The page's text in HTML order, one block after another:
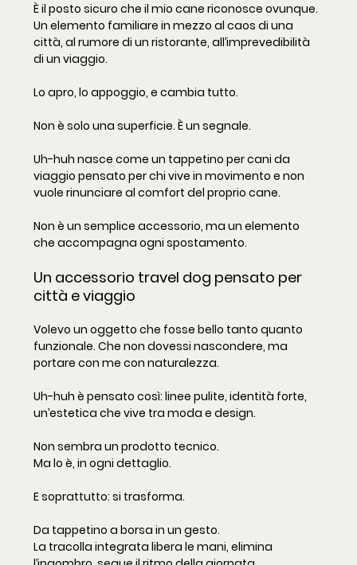
È il posto sicuro che il mio cane riconosce ovunque.
Un elemento familiare in mezzo al caos di una
città, al rumore di un ristorante, all’imprevedibilità
di un viaggio.
Lo apro, lo appoggio, e cambia tutto.
Non è solo una superficie. È un segnale.
Uh-huh nasce come un tappetino per cani da
viaggio pensato per chi vive in movimento e non
vuole rinunciare al comfort del proprio cane.
Non è un semplice accessorio, ma un elemento
che accompagna ogni spostamento.
Un accessorio travel dog pensato per
città e viaggio
Volevo un oggetto che fosse bello tanto quanto
funzionale. Che non dovessi nascondere, ma
portare con me con naturalezza.
Uh-huh è pensato così: linee pulite, identità forte,
un’estetica che vive tra moda e design.
Non sembra un prodotto tecnico.
Ma lo è, in ogni dettaglio.
E soprattutto: si trasforma.
Da tappetino a borsa in un gesto.
La tracolla integrata libera le mani, elimina